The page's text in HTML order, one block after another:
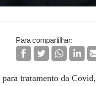
Para compartilhar:
tratamento da Covid,